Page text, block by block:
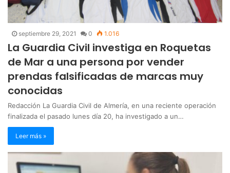
septiembre 29, 2021 0 1.016
La Guardia Civil investiga en Roquetas
de Mar a una persona por vender
prendas falsificadas de marcas muy
conocidas
Redacción La Guardia Civil de Almería, en una reciente operación
finalizada el pasado lunes día 20, ha investigado a un…
Leer más »